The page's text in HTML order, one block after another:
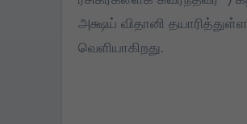
அக்ஷய் விதானி
வெளியாகிறது.